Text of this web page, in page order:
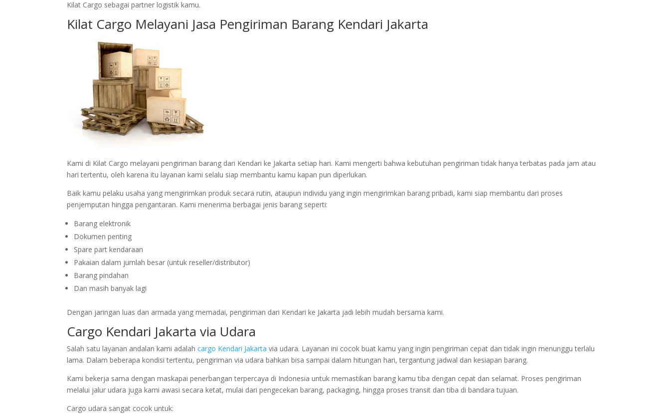
Kilat Cargo sebagai partner logistik kamu.
Kilat Cargo Melayani Jasa Pengiriman Barang Kendari Jakarta
Kami di Kilat Cargo melayani pengiriman barang dari Kendari ke Jakarta setiap hari. Kami mengerti bahwa kebutuhan pengiriman tidak hanya terbatas pada jam atau
hari tertentu, oleh karena itu layanan kami selalu siap membantu kamu kapan pun diperlukan.
Baik kamu pelaku usaha yang mengirimkan produk secara rutin, ataupun individu yang ingin mengirimkan barang pribadi, kami siap membantu dari proses
penjemputan hingga pengantaran. Kami menerima berbagai jenis barang seperti:
Barang elektronik
Dokumen penting
Spare part kendaraan
Pakaian dalam jumlah besar (untuk reseller/distributor)
Barang pindahan
Dan masih banyak lagi
Dengan jaringan luas dan armada yang memadai, pengiriman dari Kendari ke Jakarta jadi lebih mudah bersama kami.
Cargo Kendari Jakarta via Udara
Salah satu layanan andalan kami adalahcargo Kendari Jakarta via udara. Layanan ini cocok buat kamu yang ingin pengiriman cepat dan tidak ingin menunggu terlalu
lama. Dalam beberapa kondisi tertentu, pengiriman via udara bahkan bisa sampai dalam hitungan hari, tergantung jadwal dan kesiapan barang.
Kami bekerja sama dengan maskapai penerbangan terpercaya di Indonesia untuk memastikan barang kamu tiba dengan cepat dan selamat. Proses pengiriman
melalui jalur udara juga kami awasi secara ketat, mulai dari pengecekan barang, packaging, hingga proses transit dan tiba di bandara tujuan.
Cargo udara sangat cocok untuk: